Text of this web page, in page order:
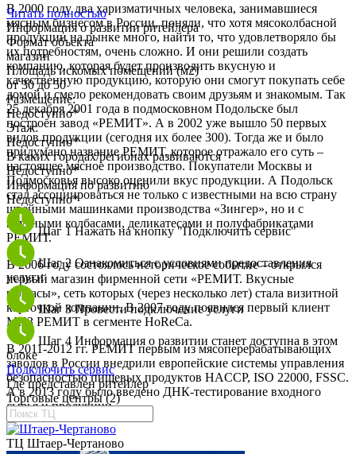
В 2000 году два харизматичных человека, занимавшиеся
мясным бизнесом в России, поняли, что хотя мясоколбасной
продукции на рынке много, найти то, что удовлетворяло бы
их потребностям, очень сложно. И они решили создать
компанию, которая будет производить вкусную и
качественную продукцию, которую они смогут покупать себе
домой и смело рекомендовать своим друзьям и знакомым. Так
25 декабря 2001 года в подмосковном Подольске был
построен завод «РЕМИТ». А в 2002 уже вышло 50 первых
видов продукции (сегодня их более 300). Тогда же и было
придумано название РЕМИТ, которое отражало его суть –
настоящее мясное производство. Покупатели Москвы и
Подмосковья высоко оценили вкус продукции. А Подольск
стал ассоциироваться не только с известными на всю страну
швейными машинками производства «Зингер», но и с
вкусными колбасами, деликатесами и полуфабрикатами
РЕМИТ.
В 2006 году состоялось историческое событие – открылся
первый магазин фирменной сети «РЕМИТ. Вкусные
колбасы», сеть которых (через несколько лет) стала визитной
карточкой компании. В 2007 году появился первый клиент
МПЗ РЕМИТ в сегменте HoReCa.
В 2011-2012 гг. РЕМИТ первым из мясоперерабатывающих
заводов в России внедрили европейские системы управления
безопасностью пищевых продуктов HACCP, ISO 22000, FSSC.
А в 2013 году было введено ДНК-тестирование входного
сырья и продукции.
Читать полностью
Информация о развитии ритейлера
Формат объекта
магазин
Площадь искомых помещений (м2)
от 30 до 50
Размещение:
Недоступно*
Этаж:
Недоступно*
В каких городах/регионах развиваются
Недоступно*
Информация по развитию
Недоступно*
Шаг 1Нажать на кнопку "Подключить сервис"
Шаг 2 Ознакомиться с условиями предоставления
услуги
Шаг 3Провести подключение услуги
Шаг 4 Информация о развитии станет доступна в этом
блоке
Подключить сервис
Где представлен ритейлер
Торговые центры (2)
ТЦ Штаер-Чертаново